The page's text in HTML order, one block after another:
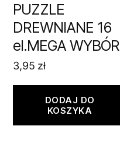
PUZZLE
DREWNIANE 16
el.MEGA WYBÓR
3,95 zł
DODAJ DO
KOSZYKA